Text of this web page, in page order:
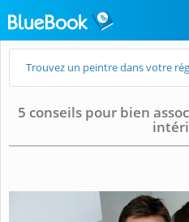
Trouvez un peintre dans votre
5 conseils pour bien